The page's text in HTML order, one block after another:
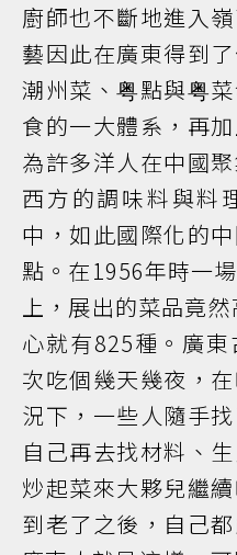
廚師也不斷地進入
藝因此在廣東得到
潮州菜、粤點與粤
食的一大體系，再
為許多洋人在中國
西方的調味料與料
中，如此國際化的
點。在1956年時一
上，展出的菜品竟
心就有825種。廣
次吃個幾天幾夜，
況下，一些人隨手
自己再去找材料、
炒起菜來大夥兒繼
到老了之後，自己